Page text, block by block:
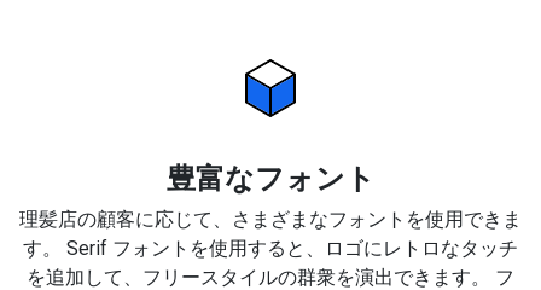
豊富なフォント
理髪店の顧客に応じて、さまざまなフォントを使用できま
す。 Serif フォントを使用すると、ロゴにレトロなタッチ
を追加して、フリースタイルの群衆を演出できます。 フ